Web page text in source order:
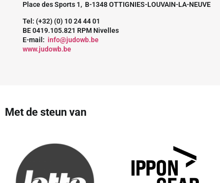
Place des Sports 1, B-1348 OTTIGNIES-LOUVAIN-LA-NEUVE
Tel: (+32) (0) 10 24 44 01
BE 0419.105.821 RPM Nivelles
E-mail: info@judowb.be
www.judowb.be
Met de steun van